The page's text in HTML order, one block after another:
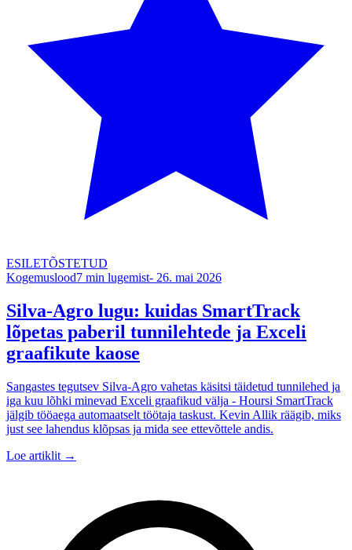
ESILETÕSTETUD
Kogemuslood7 min lugemist- 26. mai 2026
Silva-Agro lugu: kuidas SmartTrack
lõpetas paberil tunnilehtede ja Exceli
graafikute kaose
Sangastes tegutsev Silva-Agro vahetas käsitsi täidetud tunnilehed ja
iga kuu lõhki minevad Exceli graafikud välja - Hoursi SmartTrack
jälgib tööaega automaatselt töötaja taskust. Kevin Allik räägib, miks
just see lahendus klõpsas ja mida see ettevõttele andis.
Loe artiklit →